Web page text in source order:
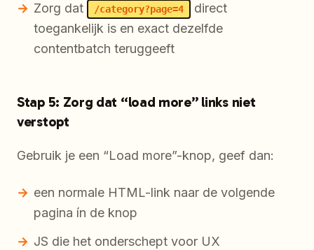
Zorg dat
/category?page=4
direct
toegankelijk is en exact dezelfde
contentbatch teruggeeft
Stap 5: Zorg dat “load more” links niet
verstopt
Gebruik je een “Load more”-knop, geef dan:
een normale HTML-link naar de volgende
pagina ín de knop
JS die het onderschept voor UX